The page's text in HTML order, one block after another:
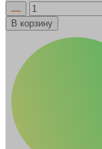
В корзину